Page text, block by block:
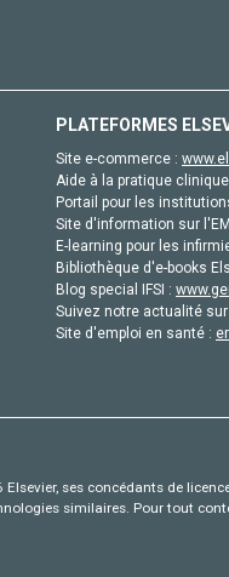
PLATEFORMES
Site e-commerce :
Aide à la pratique
Portail pour les
Site d'information sur
E-learning pour les
Bibliothèque d'e-books
Blog special IFSI :
Suivez notre actualité
Site d'emploi en santé :
ses concédants de
similaires. Pour tout